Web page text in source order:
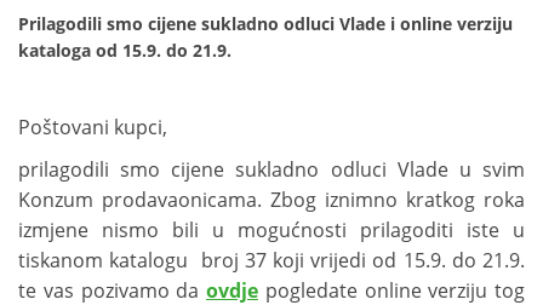
Prilagodili smo cijene sukladno odluci Vlade i online verziju
kataloga od 15.9. do 21.9.
Poštovani kupci,
prilagodili smo cijene sukladno odluci Vlade u svim
Konzum prodavaonicama. Zbog iznimno kratkog roka
izmjene nismo bili u mogućnosti prilagoditi iste u
tiskanom katalogu broj 37 koji vrijedi od 15.9. do 21.9.
te vas pozivamo da ovdje pogledate online verziju tog